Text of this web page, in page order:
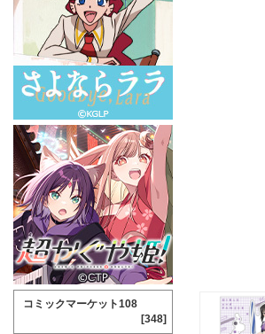
コミックマーケット108
[348]